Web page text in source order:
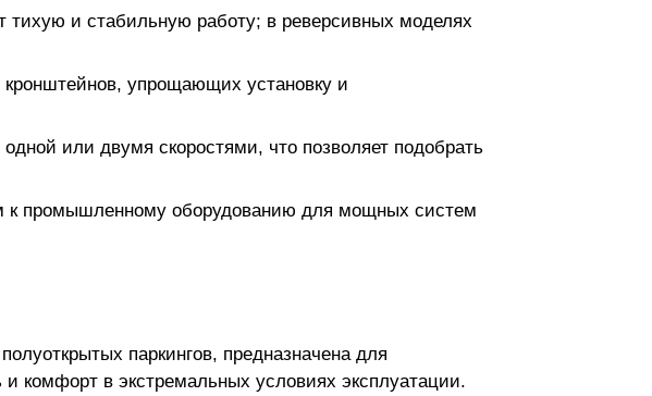
тихую и стабильную работу; в реверсивных моделях
упрощающих установку и
или двумя скоростями, что позволяет подобрать
к промышленному оборудованию для мощных систем
паркингов, предназначена для
комфорт в экстремальных условиях эксплуатации.